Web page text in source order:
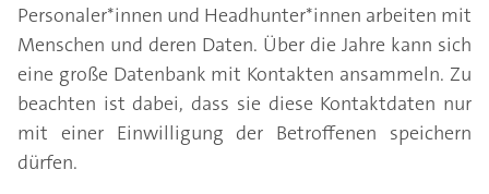
Personaler*innen und Headhunter*innen arbeiten mit
Menschen und deren Daten. Über die Jahre kann sich
eine große Datenbank mit Kontakten ansammeln. Zu
beachten ist dabei, dass sie diese Kontaktdaten nur
mit einer Einwilligung der Betroffenen speichern
dürfen.